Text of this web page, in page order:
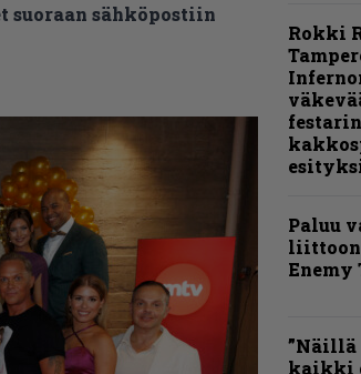
suoraan sähköpostiin
Rokki
festarin
Paluu
liittoon
kaikki